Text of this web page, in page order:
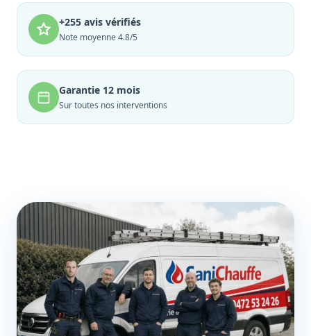
+255 avis vérifiés
Note moyenne 4.8/5
Garantie 12 mois
Sur toutes nos interventions